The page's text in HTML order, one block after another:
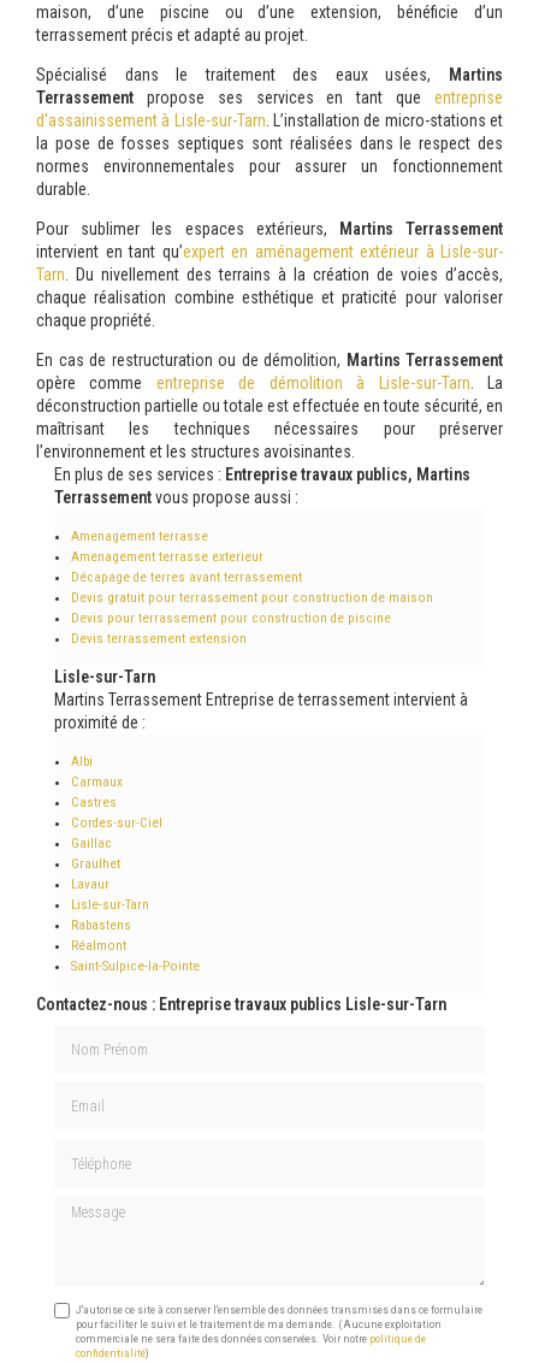
maison, d’une piscine ou d’une extension, bénéficie d’un
terrassement précis et adapté au projet.
Spécialisé dans le traitement des eaux usées, Martins
Terrassement propose ses services en tant que entreprise
d'assainissement à Lisle-sur-Tarn . L’installation de micro-stations et
la pose de fosses septiques sont réalisées dans le respect des
normes environnementales pour assurer un fonctionnement
durable.
Pour sublimer les espaces extérieurs, Martins Terrassement
intervient en tant qu’expert en aménagement extérieur à Lisle-sur-
Tarn . Du nivellement des terrains à la création de voies d’accès,
chaque réalisation combine esthétique et praticité pour valoriser
chaque propriété.
En cas de restructuration ou de démolition, Martins Terrassement
opère comme entreprise de démolition à Lisle-sur-Tarn . La
déconstruction partielle ou totale est effectuée en toute sécurité, en
maîtrisant les techniques nécessaires pour préserver
l’environnement et les structures avoisinantes.
En plus de ses services : Entreprise travaux publics, Martins
Terrassementvous propose aussi :
Amenagement terrasse
Amenagement terrasse exterieur
Décapage de terres avant terrassement
Devis gratuit pour terrassement pour construction de maison
Devis pour terrassement pour construction de piscine
Devis terrassement extension
Lisle-sur-Tarn
Martins Terrassement Entreprise de terrassement intervient à
proximité de :
Albi
Carmaux
Castres
Cordes-sur-Ciel
Gaillac
Graulhet
Lavaur
Lisle-sur-Tarn
Rabastens
Réalmont
Saint-Sulpice-la-Pointe
Contactez-nous : Entreprise travaux publics Lisle-sur-Tarn
Message
J'autorise ce site à conserver l'ensemble des données transmises dans ce formulaire
pour faciliter le suivi et le traitement de ma demande. (Aucune exploitation
commerciale ne sera faite des données conservées. Voir notre politique de
confidentialité)